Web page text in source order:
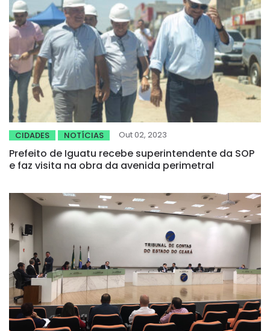
CIDADES NOTÍCIAS Out 02, 2023
Prefeito de Iguatu recebe superintendente da SOP
e faz visita na obra da avenida perimetral